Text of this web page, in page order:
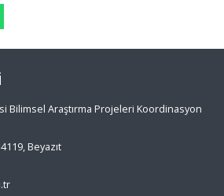
Bilimsel Araştırma Projeleri Koordinasyon
Beyazıt